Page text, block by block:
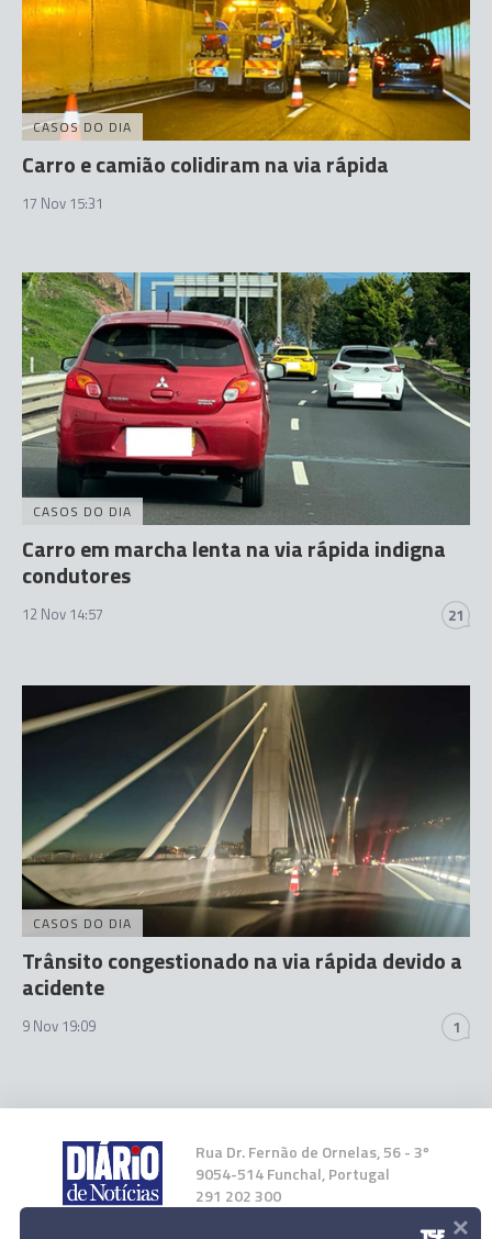
CASOS DO DIA
Carro e camião colidiram na via rápida
17 Nov 15:31
CASOS DO DIA
Carro em marcha lenta na via rápida indigna
condutores
12 Nov 14:57 21
CASOS DO DIA
Trânsito congestionado na via rápida devido a
acidente
9 Nov 19:09 1
Rua Dr. Fernão de Ornelas, 56 - 3º
9054-514 Funchal, Portugal
291 202 300
×